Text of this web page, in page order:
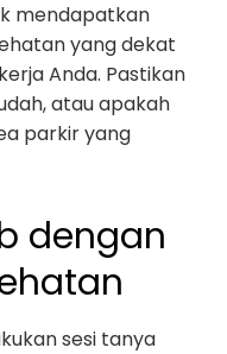
mendapatkan
yang dekat
Anda. Pastikan
atau apakah
parkir yang
dengan
sesi tanya